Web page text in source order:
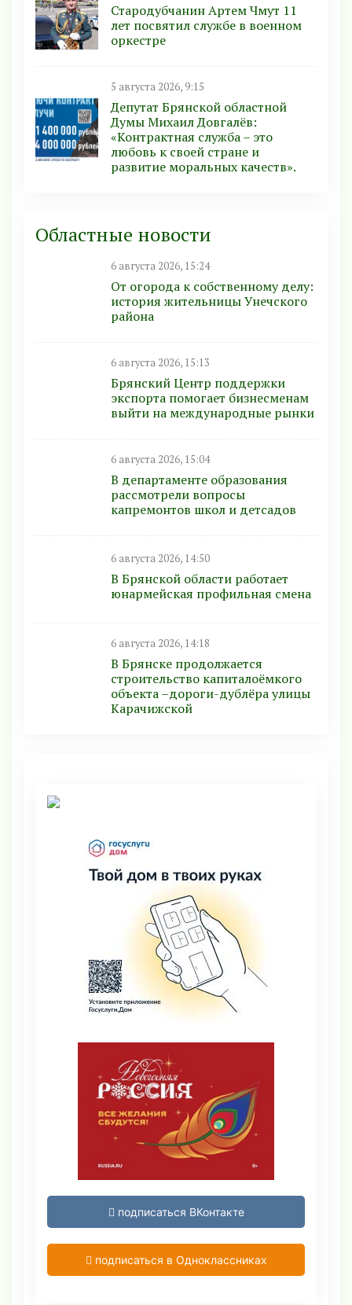
Стародубчанин Артем Чмут 11
лет посвятил службе в военном
оркестре
5 августа 2026, 9:15
Депутат Брянской областной
Думы Михаил Довгалёв:
«Контрактная служба – это
любовь к своей стране и
развитие моральных качеств».
Областные новости
6 августа 2026, 15:24
От огорода к собственному делу:
история жительницы Унечского
района
6 августа 2026, 15:13
Брянский Центр поддержки
экспорта помогает бизнесменам
выйти на международные рынки
6 августа 2026, 15:04
В департаменте образования
рассмотрели вопросы
капремонтов школ и детсадов
6 августа 2026, 14:50
В Брянской области работает
юнармейская профильная смена
6 августа 2026, 14:18
В Брянске продолжается
строительство капиталоёмкого
объекта –дороги-дублёра улицы
Карачижской
подписаться ВКонтакте
подписаться в Одноклассниках